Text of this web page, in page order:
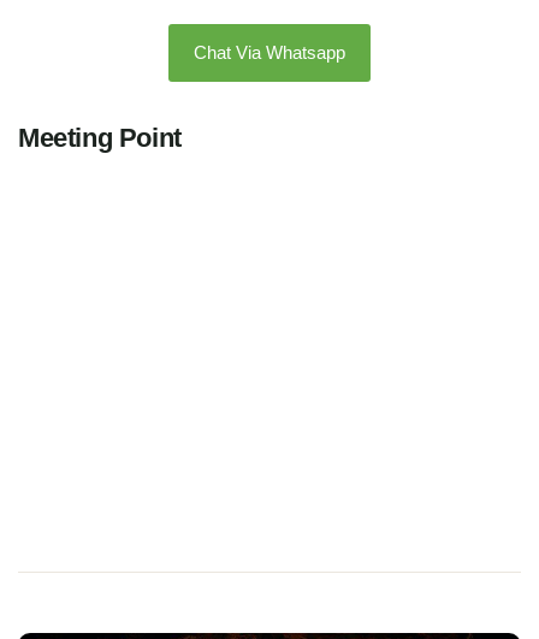
Chat Via Whatsapp
Meeting Point